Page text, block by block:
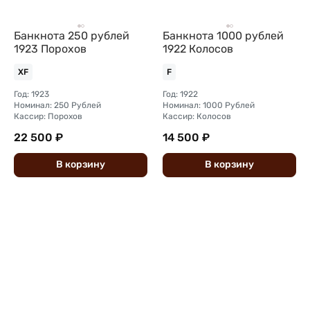
Банкнота 250 рублей
1923 Порохов
XF
Год: 1923
Номинал: 250 Рублей
Кассир: Порохов
22 500 ₽
В корзину
Банкнота 1000 рублей
1922 Колосов
F
Год: 1922
Номинал: 1000 Рублей
Кассир: Колосов
14 500 ₽
В корзину